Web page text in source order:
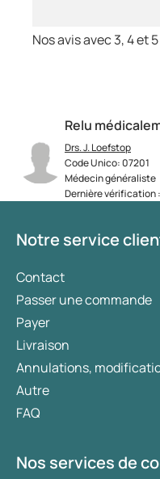
Relu
Drs. J. Loefstop
Code Unico: 07201
Médecin généraliste
Dernière vérification
Nos avis avec 3, 4 et
Notre service
Contact
Passer une commande
Payer
Livraison
Annulations,
Autre
FAQ
Nos services de